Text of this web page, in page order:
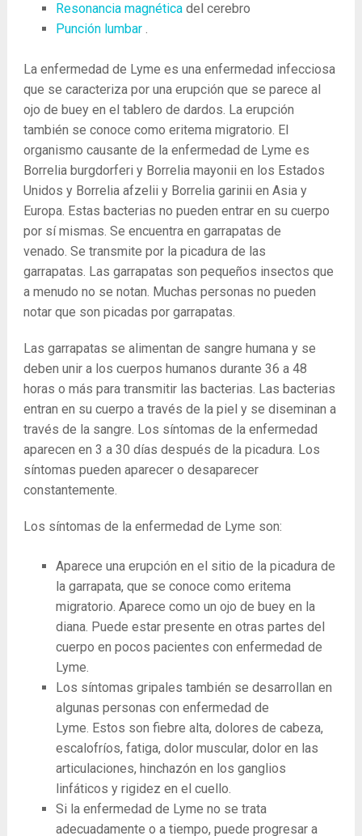
Resonancia magnéticadel cerebro
Punción lumbar.
La enfermedad de Lyme es una enfermedad infecciosa
que se caracteriza por una erupción que se parece al
ojo de buey en el tablero de dardos. La erupción
también se conoce como eritema migratorio. El
organismo causante de la enfermedad de Lyme es
Borrelia burgdorferi y Borrelia mayonii en los Estados
Unidos y Borrelia afzelii y Borrelia garinii en Asia y
Europa. Estas bacterias no pueden entrar en su cuerpo
por sí mismas. Se encuentra en garrapatas de
venado. Se transmite por la picadura de las
garrapatas. Las garrapatas son pequeños insectos que
a menudo no se notan. Muchas personas no pueden
notar que son picadas por garrapatas.
Las garrapatas se alimentan de sangre humana y se
deben unir a los cuerpos humanos durante 36 a 48
horas o más para transmitir las bacterias. Las bacterias
entran en su cuerpo a través de la piel y se diseminan a
través de la sangre. Los síntomas de la enfermedad
aparecen en 3 a 30 días después de la picadura. Los
síntomas pueden aparecer o desaparecer
constantemente.
Los síntomas de la enfermedad de Lyme son:
Aparece una erupción en el sitio de la picadura de
la garrapata, que se conoce como eritema
migratorio. Aparece como un ojo de buey en la
diana. Puede estar presente en otras partes del
cuerpo en pocos pacientes con enfermedad de
Lyme.
Los síntomas gripales también se desarrollan en
algunas personas con enfermedad de
Lyme. Estos son fiebre alta, dolores de cabeza,
escalofríos, fatiga, dolor muscular, dolor en las
articulaciones, hinchazón en los ganglios
linfáticos y rigidez en el cuello.
Si la enfermedad de Lyme no se trata
adecuadamente o a tiempo, puede progresar a